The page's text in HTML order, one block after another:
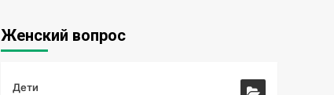
Женский вопрос
Дети